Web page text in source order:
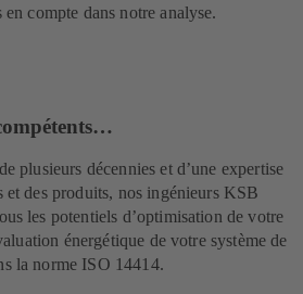
compte dans notre analyse.
plusieurs décennies et d’une expertise
et des produits, nos ingénieurs KSB
les potentiels d’optimisation de votre
énergétique de votre système de
la norme ISO 14414.